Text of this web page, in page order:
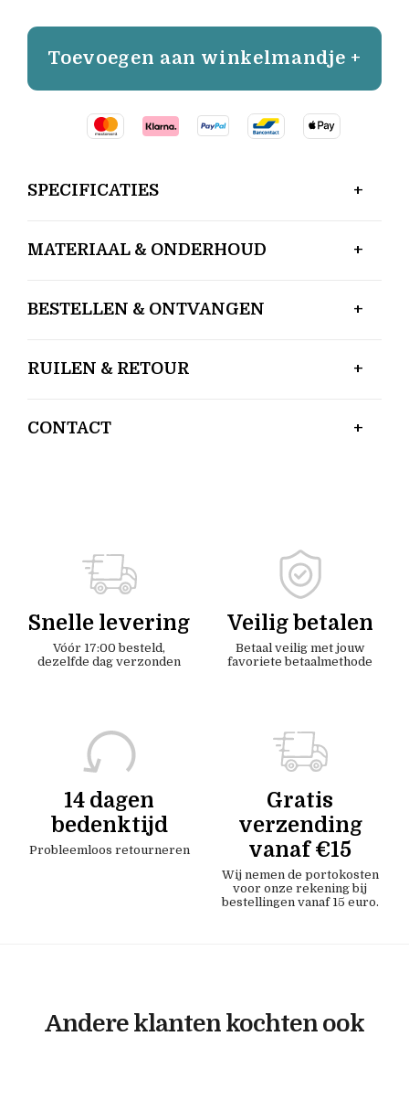
Toevoegen aan winkelmandje +
SPECIFICATIES
MATERIAAL & ONDERHOUD
BESTELLEN & ONTVANGEN
RUILEN & RETOUR
CONTACT
Snelle levering
Vóór 17:00 besteld,
dezelfde dag verzonden
Veilig betalen
Betaal veilig met jouw
favoriete betaalmethode
14 dagen
bedenktijd
Probleemloos retourneren
Gratis
verzending
vanaf €15
Wij nemen de portokosten
voor onze rekening bij
bestellingen vanaf 15 euro.
Andere klanten kochten ook